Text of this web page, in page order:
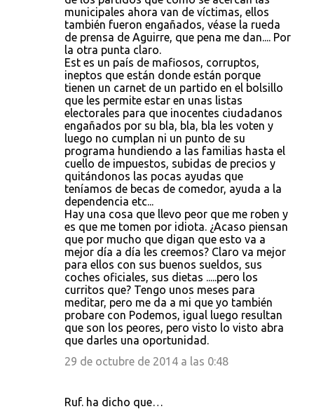
municipales ahora van de víctimas, ellos
también fueron engañados, véase la rueda
de prensa de Aguirre, que pena me dan.... Por
la otra punta claro.
Est es un país de mafiosos, corruptos,
ineptos que están donde están porque
tienen un carnet de un partido en el bolsillo
que les permite estar en unas listas
electorales para que inocentes ciudadanos
engañados por su bla, bla, bla les voten y
luego no cumplan ni un punto de su
programa hundiendo a las familias hasta el
cuello de impuestos, subidas de precios y
quitándonos las pocas ayudas que
teníamos de becas de comedor, ayuda a la
dependencia etc...
Hay una cosa que llevo peor que me roben y
es que me tomen por idiota. ¿Acaso piensan
que por mucho que digan que esto va a
mejor día a día les creemos? Claro va mejor
para ellos con sus buenos sueldos, sus
coches oficiales, sus dietas .....pero los
curritos que? Tengo unos meses para
meditar, pero me da a mi que yo también
probare con Podemos, igual luego resultan
que son los peores, pero visto lo visto abra
que darles una oportunidad.
29 de octubre de 2014 a las 0:48
Ruf. ha dicho que…